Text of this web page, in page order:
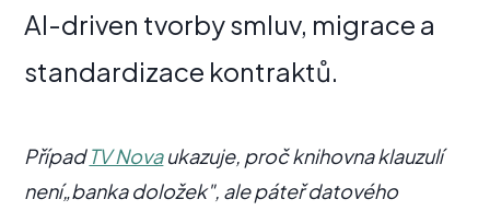
AI-driven tvorby smluv, migrace a
standardizace kontraktů.
PřípadTV Novaukazuje, proč knihovna klauzulí
není„banka doložek", ale páteř datového